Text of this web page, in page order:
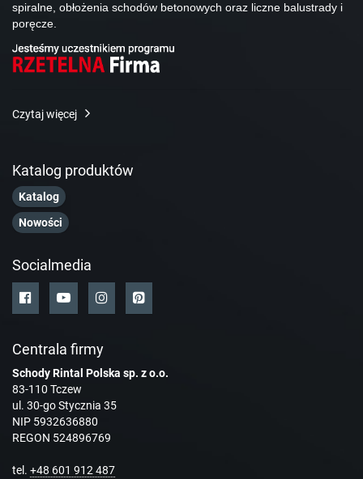
spiralne, obłożenia schodów betonowych oraz liczne balustrady i
poręcze.
Czytaj więcej
Katalog produktów
Katalog
Nowości
Socialmedia
Centrala firmy
Schody Rintal Polska sp. z o.o.
83-110 Tczew
ul. 30-go Stycznia 35
NIP 5932636880
REGON 524896769
tel. +48 601 912 487